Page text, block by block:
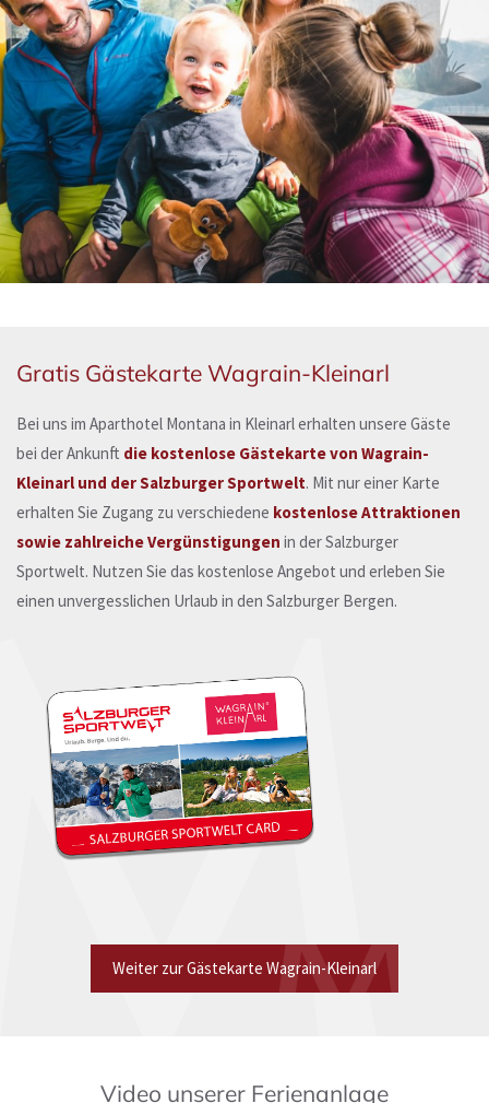
Gratis Gästekarte Wagrain-Kleinarl
Bei uns im Aparthotel Montana in Kleinarl erhalten unsere Gäste
bei der Ankunft die kostenlose Gästekarte von Wagrain-
Kleinarl und der Salzburger Sportwelt. Mit nur einer Karte
erhalten Sie Zugang zu verschiedene kostenlose Attraktionen
sowie zahlreiche Vergünstigungen in der Salzburger
Sportwelt. Nutzen Sie das kostenlose Angebot und erleben Sie
einen unvergesslichen Urlaub in den Salzburger Bergen.
Weiter zur Gästekarte Wagrain-Kleinarl
Video unserer Ferienanlage